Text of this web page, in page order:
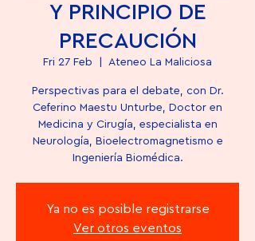
Y PRINCIPIO DE
PRECAUCIÓN
Fri 27 Feb Ateneo La Maliciosa
Perspectivas para el debate, con Dr.
Ceferino Maestu Unturbe, Doctor en
Medicina y Cirugía, especialista en
Neurología, Bioelectromagnetismo e
Ingeniería Biomédica.
Ya no es posible registrarse
Ver otros eventos